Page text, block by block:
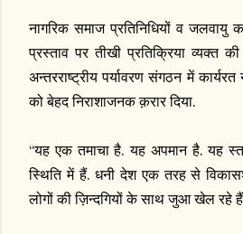
नागरिक समाज प्रतिनिधियों व जलवायु
प्रस्ताव पर तीखी प्रतिक्रिया व्यक्त
अन्तरराष्ट्रीय पर्यावरण संगठन में
को बेहद निराशाजनक क़रार दिया.
“यह एक तमाचा है. यह अपमान है. यह
स्थिति में हैं. धनी देश एक तरह से
लोगों की ज़िन्दगियों के साथ जुआ खेल रहे